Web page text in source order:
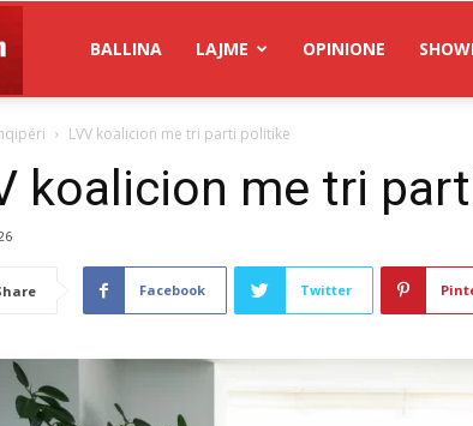
Lajm
BALLINA LAJME OPINIONE
LVV koalicion me tri parti politike
koalicion me tri
Facebook Twitter